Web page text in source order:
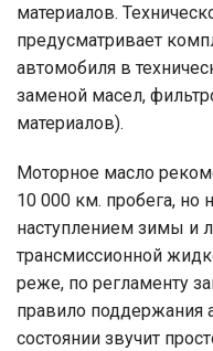
материалов.
предусматривает
автомобиля в
заменой масел,
материалов).
Моторное масло
10 000 км. пробега, но
наступлением зимы и
трансмиссионной
реже, по регламенту
правило поддержания
состоянии звучит